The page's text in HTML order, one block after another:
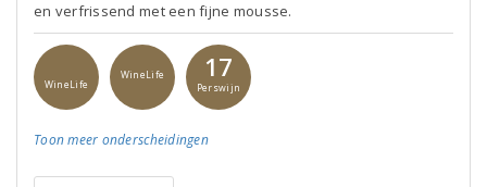
en verfrissend met een fijne mousse.
WineLife
WineLife 17
Perswijn
Toon meer onderscheidingen